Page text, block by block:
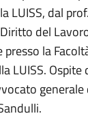
LUISS, dal
del
la
LUISS. Ospite